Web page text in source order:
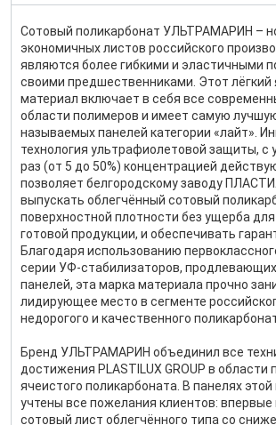
Сотовый поликарбонат УЛЬТРАМАРИН –
экономичных листов российского
являются более гибкими и эластичными
своими предшественниками. Этот лёгкий
материал включает в себя все
области полимеров и имеет самую
называемых панелей категории «лайт».
технология ультрафиолетовой защиты, с
раз (от 5 до 50%) концентрацией
позволяет белгородскому заводу
выпускать облегчённый сотовый
поверхностной плотности без ущерба
готовой продукции, и обеспечивать
Благодаря использованию
серии УФ-стабилизаторов,
панелей, эта марка материала прочно
лидирующее место в сегменте
недорогого и качественного
Бренд УЛЬТРАМАРИН объединил все
достижения PLASTILUX GROUP в области
ячеистого поликарбоната. В панелях
учтены все пожелания клиентов: впервые
сотовый лист облегчённого типа со